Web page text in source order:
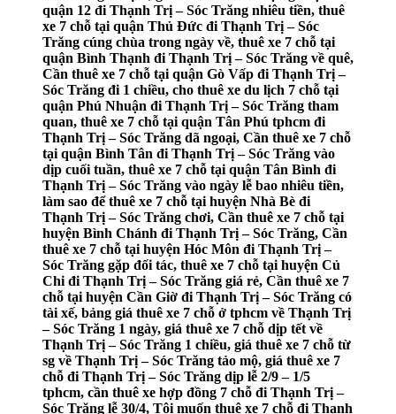
quận 12 đi Thạnh Trị – Sóc Trăng nhiêu tiền, thuê
xe 7 chỗ tại quận Thủ Đức đi Thạnh Trị – Sóc
Trăng cúng chùa trong ngày về, thuê xe 7 chỗ tại
quận Bình Thạnh đi Thạnh Trị – Sóc Trăng về quê,
Cần thuê xe 7 chỗ tại quận Gò Vấp đi Thạnh Trị –
Sóc Trăng đi 1 chiều, cho thuê xe du lịch 7 chỗ tại
quận Phú Nhuận đi Thạnh Trị – Sóc Trăng tham
quan, thuê xe 7 chỗ tại quận Tân Phú tphcm đi
Thạnh Trị – Sóc Trăng dã ngoại, Cần thuê xe 7 chỗ
tại quận Bình Tân đi Thạnh Trị – Sóc Trăng vào
dịp cuối tuần, thuê xe 7 chỗ tại quận Tân Bình đi
Thạnh Trị – Sóc Trăng vào ngày lễ bao nhiêu tiền,
làm sao để thuê xe 7 chỗ tại huyện Nhà Bè đi
Thạnh Trị – Sóc Trăng chơi, Cần thuê xe 7 chỗ tại
huyện Bình Chánh đi Thạnh Trị – Sóc Trăng, Cần
thuê xe 7 chỗ tại huyện Hóc Môn đi Thạnh Trị –
Sóc Trăng gặp đối tác, thuê xe 7 chỗ tại huyện Củ
Chi đi Thạnh Trị – Sóc Trăng giá rẻ, Cần thuê xe 7
chỗ tại huyện Cần Giờ đi Thạnh Trị – Sóc Trăng có
tài xế, bảng giá thuê xe 7 chỗ ở tphcm về Thạnh Trị
– Sóc Trăng 1 ngày, giá thuê xe 7 chỗ dịp tết về
Thạnh Trị – Sóc Trăng 1 chiều, giá thuê xe 7 chỗ từ
sg về Thạnh Trị – Sóc Trăng tảo mộ, giá thuê xe 7
chỗ đi Thạnh Trị – Sóc Trăng dịp lễ 2/9 – 1/5
tphcm, cần thuê xe hợp đồng 7 chỗ đi Thạnh Trị –
Sóc Trăng lễ 30/4, Tôi muốn thuê xe 7 chỗ đi Thạnh